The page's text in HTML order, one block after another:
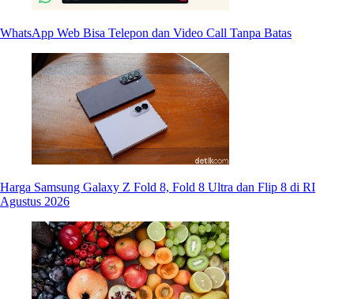
WhatsApp Web Bisa Telepon dan Video Call Tanpa Batas
Harga Samsung Galaxy Z Fold 8, Fold 8 Ultra dan Flip 8 di RI
Agustus 2026